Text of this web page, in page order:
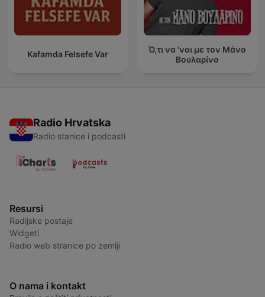
Kafamda Felsefe Var
Ό,τι να 'ναι με τον Μάνο
Βουλαρίνο
Radio Hrvatska
Radio stanice i podcasti
Resursi
Radijske postaje
Widgeti
Radio web stranice po zemlji
O nama i kontakt